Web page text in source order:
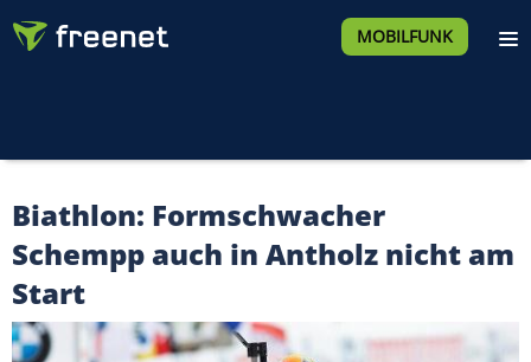
MOBILFUNK
Biathlon: Formschwacher
Schempp auch in Antholz nicht am
Start